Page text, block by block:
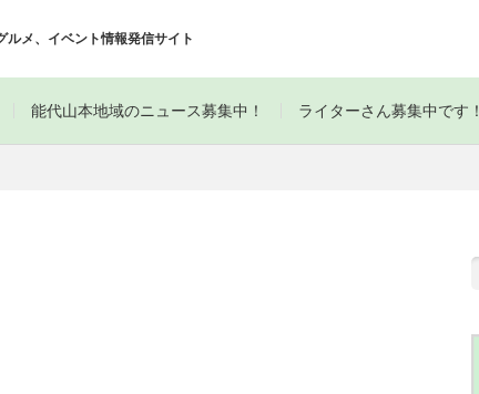
メ、イベント情報発信サイト
能代山本地域のニュース募集中！ ライターさん募集中です！